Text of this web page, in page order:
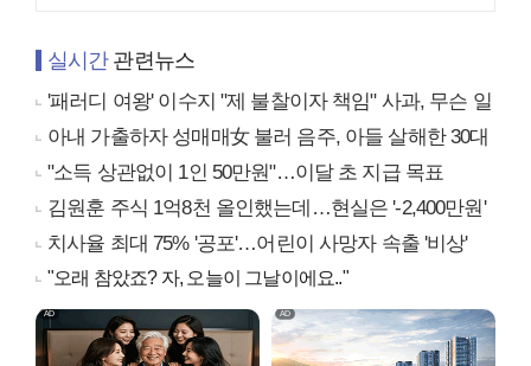
실시간관련뉴스
'패러디 여왕' 이수지 "제 불찰이자 책임" 사과, 무슨 일
아내 가출하자 성매매女 불러 음주, 아들 살해한 30대
"소득 상관없이 1인 50만원"…이달 초 지급 목표
김원훈 주식 1억8천 올인했는데…현실은 '-2,400만원'
치사율 최대 75% '공포'…어린이 사망자 속출 '비상'
"오래 참았죠? 자, 오늘이 그날이에요.."